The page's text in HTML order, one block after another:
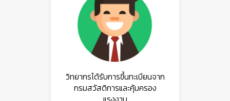
วิทยากรได้รับการขึ้นทะเบียนจาก
กรมสวัสดิการและคุ้มครอง